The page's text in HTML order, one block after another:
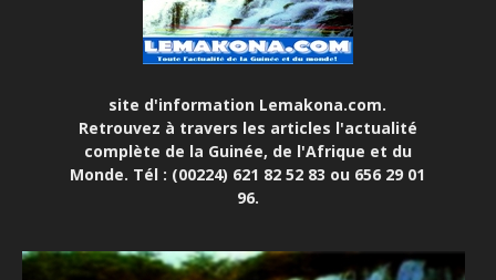
site d'information Lemakona.com.
Retrouvez à travers les articles l'actualité
complète de la Guinée, de l'Afrique et du
Monde. Tél : (00224) 621 82 52 83 ou 656 29 01
96.